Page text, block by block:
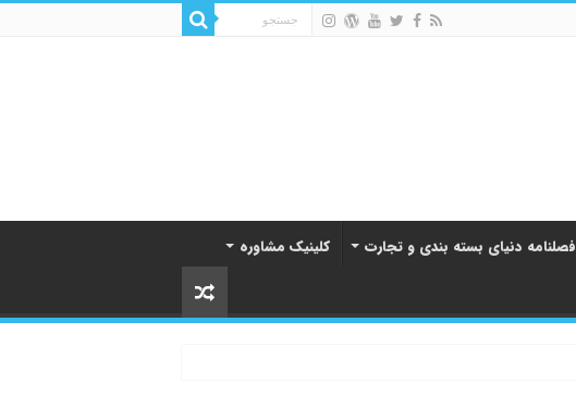
فصلنامه دنیای بسته بندی و تجارت کلینیک مشاوره